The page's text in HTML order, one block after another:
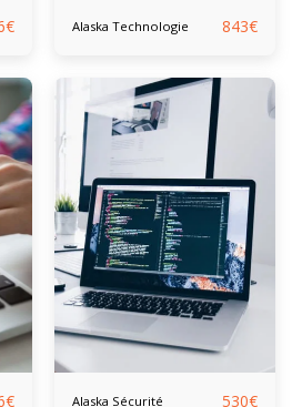
€ Alaska Technologie 843€
€ Alaska Sécurité 530€